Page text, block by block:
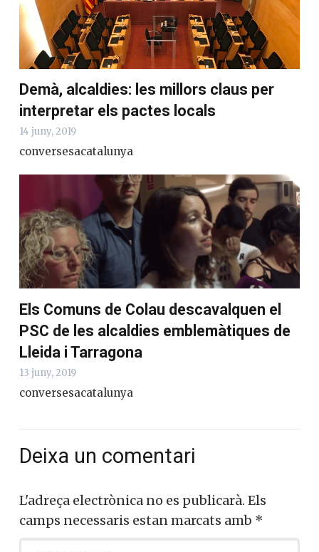
Demà, alcaldies: les millors claus per
interpretar els pactes locals
14 juny, 2019
conversesacatalunya
Els Comuns de Colau descavalquen el
PSC de les alcaldies emblemàtiques de
Lleida i Tarragona
13 juny, 2019
conversesacatalunya
Deixa un comentari
L'adreça electrònica no es publicarà. Els
camps necessaris estan marcats amb *